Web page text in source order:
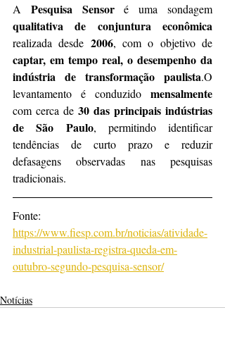
A Pesquisa Sensor é uma sondagem
qualitativa de conjuntura econômica
realizada desde 2006
captar, em tempo real, o desempenho da
indústria de transformação paulista.O
levantamento é conduzido mensalmente
com cerca de 30 das principais indústrias
de São Paulo, permitindo identificar
tendências de curto prazo e reduzir
defasagens observadas nas pesquisas
tradicionais.
Fonte:
https://www.fiesp.com.br/noticias/atividade-
industrial-paulista-registra-queda-em-
outubro-segundo-pesquisa-sensor/
Notícias